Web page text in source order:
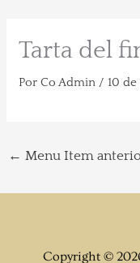
Tarta del
PorCo Admin /10
← Menu Item
Copyright ©